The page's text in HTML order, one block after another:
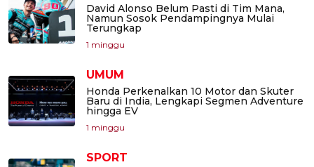
David Alonso Belum Pasti di Tim Mana,
Namun Sosok Pendampingnya Mulai
Terungkap
1 minggu
UMUM
Honda Perkenalkan 10 Motor dan Skuter
Baru di India, Lengkapi Segmen Adventure
hingga EV
1 minggu
SPORT